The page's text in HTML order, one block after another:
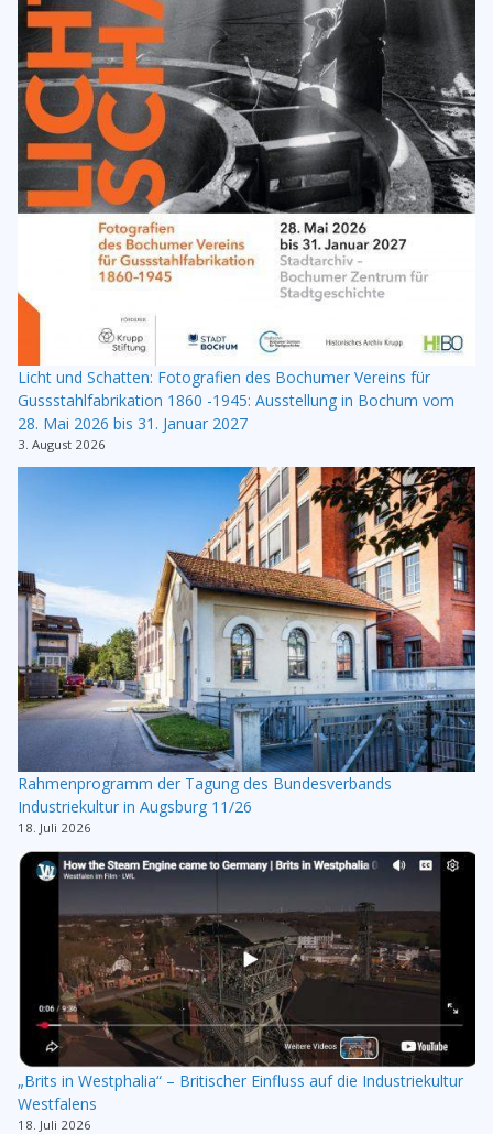
Licht und Schatten: Fotografien des Bochumer Vereins für
Gussstahlfabrikation 1860 -1945: Ausstellung in Bochum vom
28. Mai 2026 bis 31. Januar 2027
3. August 2026
Rahmenprogramm der Tagung des Bundesverbands
Industriekultur in Augsburg 11/26
18. Juli 2026
„Brits in Westphalia“ – Britischer Einfluss auf die Industriekultur
Westfalens
18. Juli 2026